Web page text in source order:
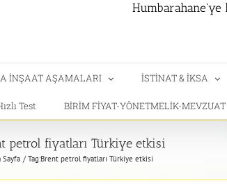
Humbarahane'ye
İNŞAAT AŞAMALARI İSTİNAT & İKSA
Test BİRİM FİYAT-YÖNETMELİK-
petrol fiyatları Türkiye etkisi
Sayfa Tag:Brent petrol fiyatları Türkiye etkisi